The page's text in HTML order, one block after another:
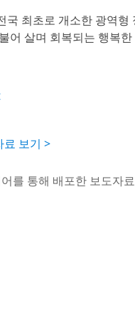
최초로 개소한 광역
어 살며 회복되는 행복
료 보기 >
를 통해 배포한 보도자